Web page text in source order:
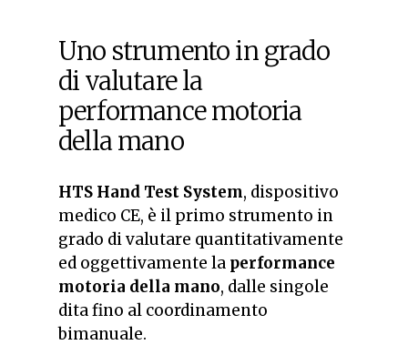
Uno strumento in grado
di valutare la
performance motoria
della mano
HTS Hand Test System, dispositivo
medico CE, è il primo strumento in
grado di valutare quantitativamente
ed oggettivamente la performance
motoria della mano, dalle singole
dita fino al coordinamento
bimanuale.